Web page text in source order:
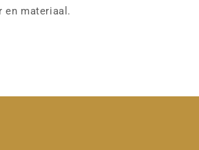
en materiaal.